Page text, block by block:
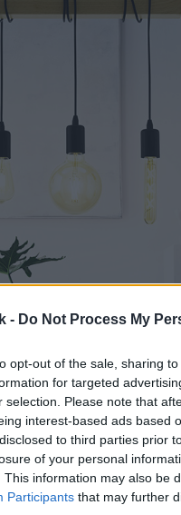
- Do Not Process My
opt-out of the sale, sharing
for targeted
selection. Please note that
interest-based ads based
to third parties prior
of your personal
This information may also be
Participants that may further